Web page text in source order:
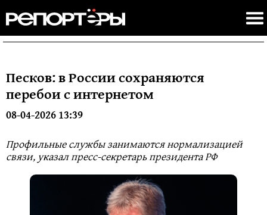
Песков: в России сохраняются
перебои с интернетом
08-04-2026 13:39
Профильные службы занимаются нормализацией
связи, указал пресс-секретарь президента РФ